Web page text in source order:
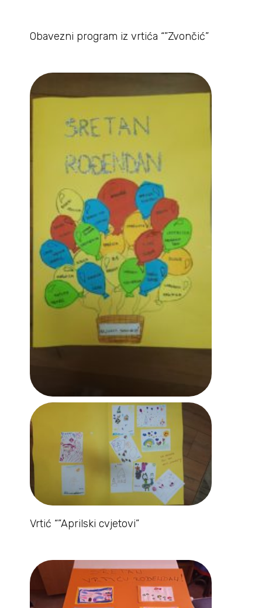
Obavezni program iz vrtića “”Zvončić”
Vrtić “”Aprilski cvjetovi”